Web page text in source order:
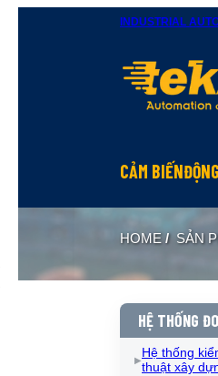
INDUSTRIAL
CẢM BIẾN
HOME / SẢN
HỆ THỐNG ĐO
Hệ thống
thuật xây